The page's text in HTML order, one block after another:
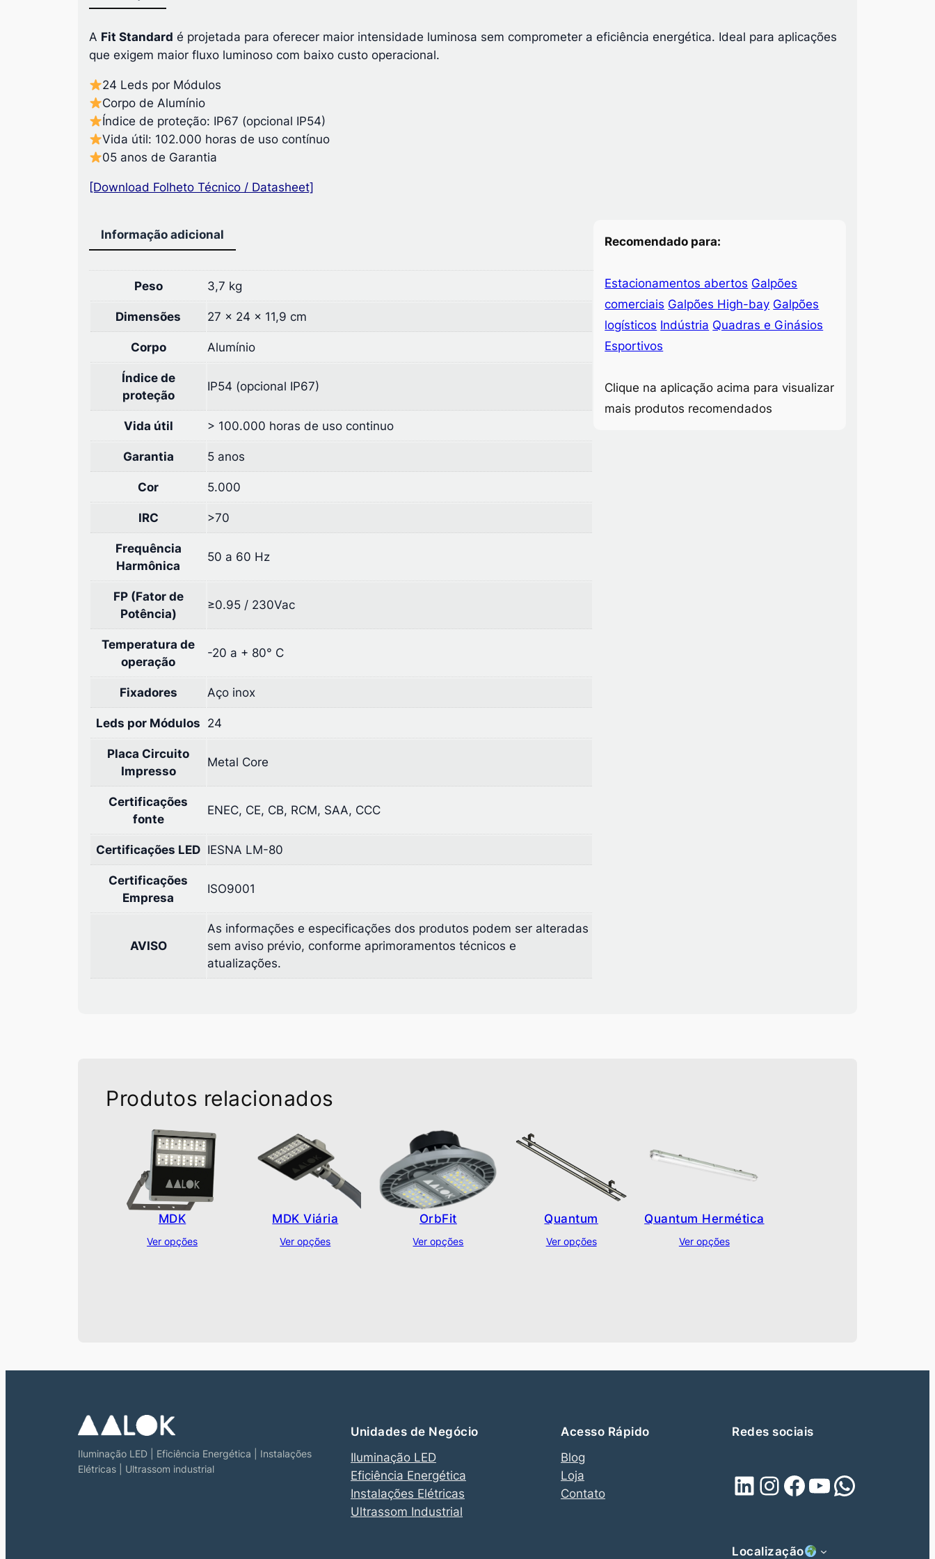
t
A Fit Standard é projetada para oferecer maior intensidade luminosa sem comprometer a eficiência energética. Ideal para aplicações
que exigem maior fluxo luminoso com baixo custo operacional.
24 Leds por Módulos
Corpo de Alumínio
Índice de proteção: IP67 (opcional IP54)
Vida útil: 102.000 horas de uso contínuo
05 anos de Garantia
[Download Folheto Técnico / Datasheet]
Informação adicional
Peso 3,7 kg
Dimensões 27 × 24 × 11,9 cm
Corpo Alumínio
Índice de
proteção
IP54 (opcional IP67)
Vida útil > 100.000 horas de uso continuo
Garantia 5 anos
Cor 5.000
IRC >70
Frequência
Harmônica
50 a 60 Hz
FP (Fator de
Potência)
≥0.95 / 230Vac
Temperatura de
operação
-20 a + 80° C
Fixadores Aço inox
Leds por Módulos 24
Placa Circuito
Impresso
Metal Core
Certificações
fonte
ENEC, CE, CB, RCM, SAA, CCC
Certificações LED IESNA LM-80
Certificações
Empresa
ISO9001
AVISO
As informações e especificações dos produtos podem ser alteradas
sem aviso prévio, conforme aprimoramentos técnicos e
atualizações.
Recomendado para:
Estacionamentos abertos Galpões
comerciais Galpões High-bay Galpões
logísticos Indústria Quadras e Ginásios
Esportivos
Clique na aplicação acima para visualizar
mais produtos recomendados
Produtos relacionados
MDK
Ver opções
MDK Viária
Ver opções
OrbFit
Ver opções
Quantum
Ver opções
Quantum Hermética
Ver opções
Iluminação LED | Eficiência Energética | Instalações
Elétricas | Ultrassom industrial
Unidades de Negócio
Iluminação LED
Eficiência Energética
Instalações Elétricas
Ultrassom Industrial
Acesso Rápido
Blog
Loja
Contato
Redes sociais
LinkedIn Instagram Facebook Youtube WhatsApp
Localização